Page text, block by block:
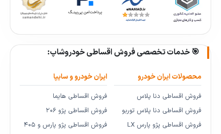
🎯 خدمات تخصصی فروش اقساطی خودروشاپ:
محصولات ایران خودرو
فروش اقساطی دنا پلاس
فروش اقساطی دنا پلاس توربو
فروش اقساطی پژو پارس LX
ایران خودرو و سایپا
فروش اقساطی هایما
فروش اقساطی پژو ۲۰۶
فروش اقساطی پژو پارس و ۴۰۵